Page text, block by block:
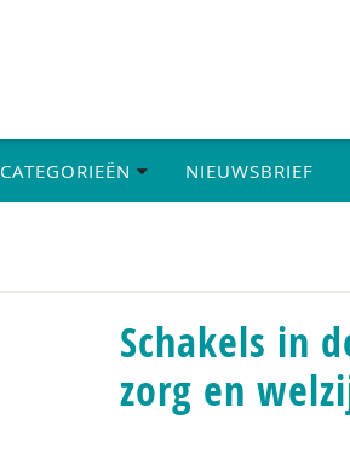
CATEGORIEËN NIEUWSBRIEF
Schakels in
zorg en